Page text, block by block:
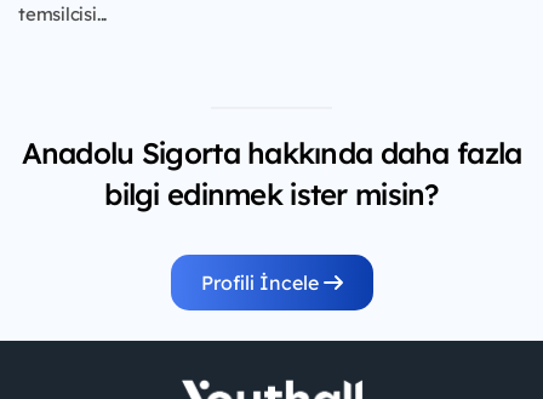
temsilcisi...
Anadolu Sigorta hakkında daha fazla
bilgi edinmek ister misin?
Profili İncele